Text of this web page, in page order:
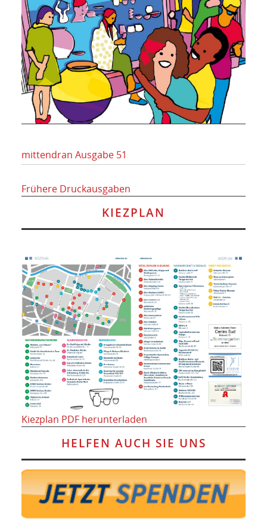
mittendran Ausgabe 51
Frühere Druckausgaben
KIEZPLAN
Kiezplan PDF herunterladen
HELFEN AUCH SIE UNS